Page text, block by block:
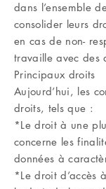
dans l’ensemble
consolider leurs
en cas de non-
travaille avec des
Principaux droits
Aujourd’hui, les
droits, tels que :
*Le droit à une
concerne les
données à
*Le droit d’accès